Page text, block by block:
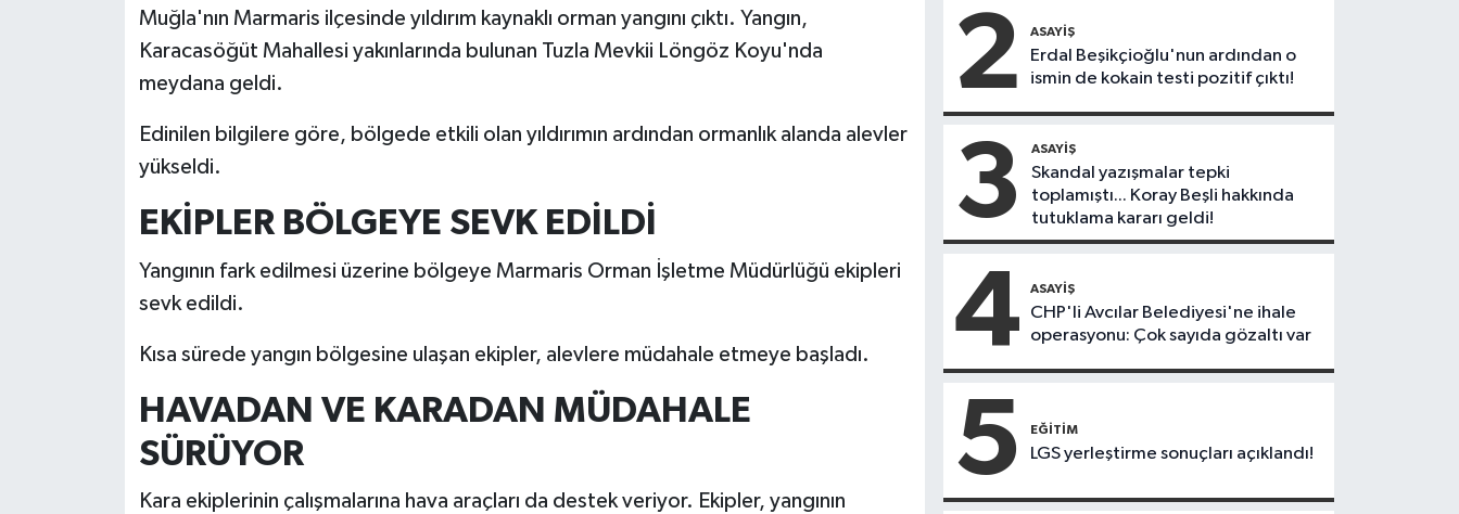
Muğla'nın Marmaris ilçesinde yıldırım kaynaklı orman yangını çıktı. Yangın,
Karacasöğüt Mahallesi yakınlarında bulunan Tuzla Mevkii Löngöz Koyu'nda
meydana geldi.
Edinilen bilgilere göre, bölgede etkili olan yıldırımın ardından ormanlık alanda alevler
yükseldi.
EKİPLER BÖLGEYE SEVK EDİLDİ
Yangının fark edilmesi üzerine bölgeye Marmaris Orman İşletme Müdürlüğü ekipleri
sevk edildi.
Kısa sürede yangın bölgesine ulaşan ekipler, alevlere müdahale etmeye başladı.
HAVADAN VE KARADAN MÜDAHALE
SÜRÜYOR
Kara ekiplerinin çalışmalarına hava araçları da destek veriyor. Ekipler, yangının
2 ASAYIŞ
Erdal Beşikçioğlu'nun ardından o
ismin de kokain testi pozitif çıktı!
3 ASAYIŞ
Skandal yazışmalar tepki
toplamıştı... Koray Beşli hakkında
tutuklama kararı geldi!
4 ASAYIŞ
CHP'li Avcılar Belediyesi'ne ihale
operasyonu: Çok sayıda gözaltı var
5 EĞITIM
LGS yerleştirme sonuçları açıklandı!